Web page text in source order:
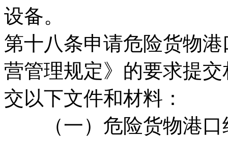
设备。
第十八条申请危险货物
营管理规定》的要求提
交以下文件和材料：
（一）危险货物港口